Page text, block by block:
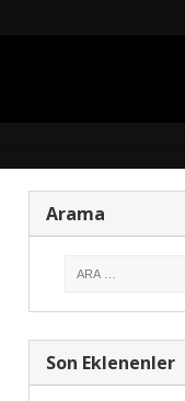
Arama
Son Eklenenler